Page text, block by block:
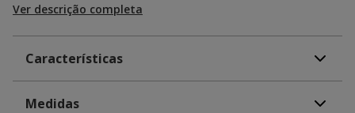
Ver descrição completa
Características
Medidas